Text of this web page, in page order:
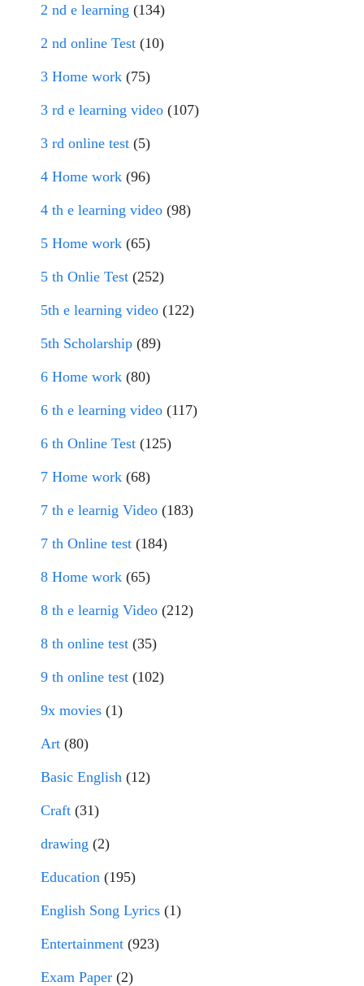
2 nd e learning (134)
2 nd online Test (10)
3 Home work (75)
3 rd e learning video (107)
3 rd online test (5)
4 Home work (96)
4 th e learning video (98)
5 Home work (65)
5 th Onlie Test (252)
5th e learning video (122)
5th Scholarship (89)
6 Home work (80)
6 th e learning video (117)
6 th Online Test (125)
7 Home work (68)
7 th e learnig Video (183)
7 th Online test (184)
8 Home work (65)
8 th e learnig Video (212)
8 th online test (35)
9 th online test (102)
9x movies (1)
Art (80)
Basic English (12)
Craft (31)
drawing (2)
Education (195)
English Song Lyrics (1)
Entertainment (923)
Exam Paper (2)